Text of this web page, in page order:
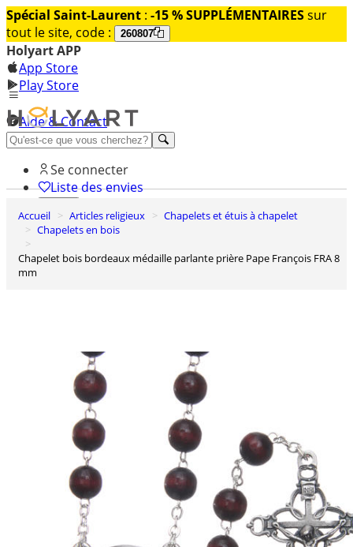
Spécial Saint-Laurent : -15 % SUPPLÉMENTAIRESsur
tout le site, code :
260807
Holyart APP
App Store
Play Store
Aide & Contact
Découvrez Premium
Se connecter
Liste des envies
0
Panier
Accueil Articles religieux
Chapelets et étuis à chapelet
Chapelets en bois
Chapelet bois bordeaux médaille parlante prière Pape François FRA 8
mm